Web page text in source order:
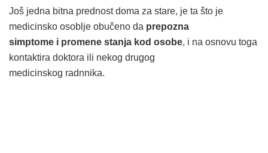
Još jedna bitna prednost doma za stare, je ta što je
medicinsko osoblje obučeno da prepozna
simptome i promene stanja kod osobe, i na osnovu toga
kontaktira doktora ili nekog drugog
medicinskog radnnika.